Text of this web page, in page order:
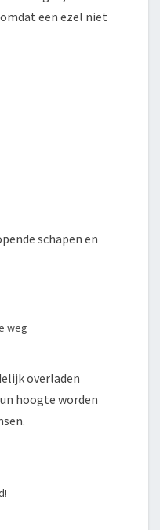
een ezel niet
schapen en
weg
overladen
hoogte worden